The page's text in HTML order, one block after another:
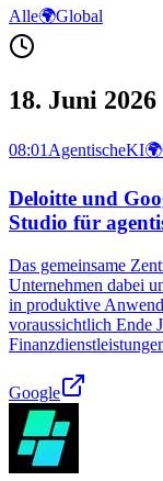
Alle🌍Global
18. Juni 2026
08:01 AgentischeKI🌍
Deloitte und
Studio für
Das gemeinsame
Unternehmen dabei
in produktive
voraussichtlich Ende
Google